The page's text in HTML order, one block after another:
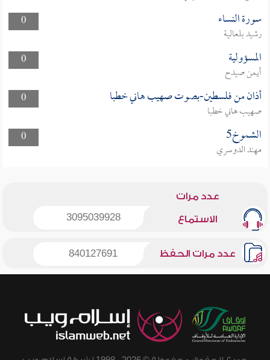
0
سورة النساء
رشيد بلعالية
0
المسؤولية
أيمن صيدح
0
أذان من فلسطين-بصوت صهيب هاني خطبا
صهيب هاني خطبا
0
الشموخ5
مهند الدوسري
عدد مرات
الاستماع 3095039928
عدد مرات الحفظ 840127691